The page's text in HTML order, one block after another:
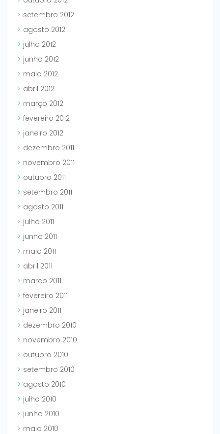
setembro 2012
agosto 2012
julho 2012
junho 2012
maio 2012
abril 2012
março 2012
fevereiro 2012
janeiro 2012
dezembro 2011
novembro 2011
outubro 2011
setembro 2011
agosto 2011
julho 2011
junho 2011
maio 2011
abril 2011
março 2011
fevereiro 2011
janeiro 2011
dezembro 2010
novembro 2010
outubro 2010
setembro 2010
agosto 2010
julho 2010
junho 2010
maio 2010